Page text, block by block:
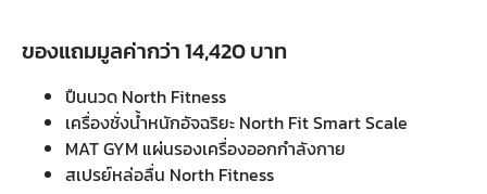
ของแถมมูลค่ากว่า 14,420 บาท
ปืนนวด North Fitness
เครื่องชั่งน้ำหนักอัจฉริยะ North Fit Smart Scale
MAT GYM แผ่นรองเครื่องออกกำลังกาย
สเปรย์หล่อลื่น North Fitness